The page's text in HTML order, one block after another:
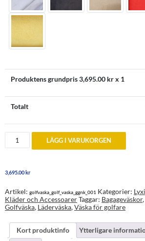
Produktens grundpris3,695.00 kr x 1
Totalt
Golfväska
mängd
LÄGG I VARUKORGEN
3,695.00kr
Artikel: golfvaska_golf_vaska_ggnk_001 Kategorier:
Kläder och AccessoarerTaggar: Bagageväskor,
Golfväska, Läderväska,Väska för golfare
Kort produktinfo Ytterligare